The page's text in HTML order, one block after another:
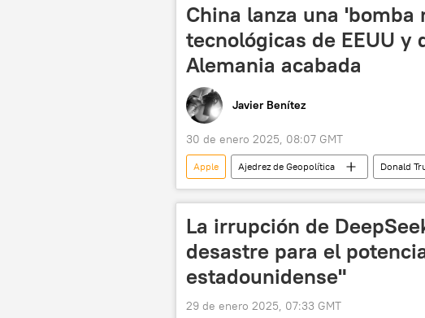
China lanza una 'bomba
tecnológicas de EEUU y
Alemania acabada
Javier Benítez
30 de enero 2025, 08:07 GMT
Apple Ajedrez de Geopolítica Donald
Volkswagen
Bloomberg ChatGPT
La irrupción de
desastre para el
estadounidense"
29 de enero 2025, 07:33 GMT